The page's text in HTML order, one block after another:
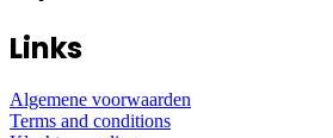
Links
Algemene voorwaarden
Terms and conditions